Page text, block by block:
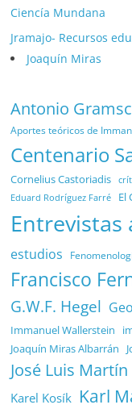
Ciencía Mundana
Jramajo- Recursos
Joaquín Miras
Antonio
Aportes teóricos de
Centenario
Cornelius Castoriadis
Eduard Rodríguez Farré El
Entrevistas
estudios
Francisco
G.W.F. Hegel
Immanuel Wallerstein
Joaquín Miras Albarrán
José Luis
Karel Kosík Karl